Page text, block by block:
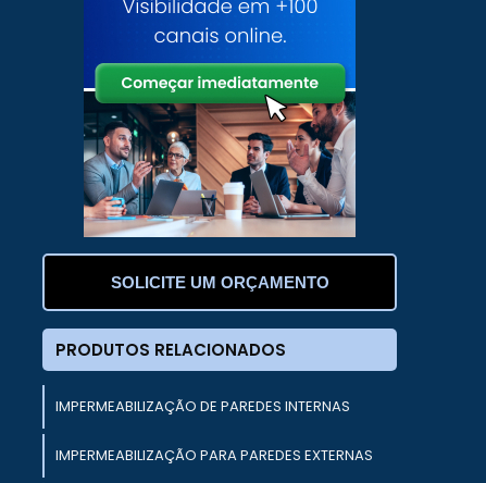
SOLICITE UM ORÇAMENTO
PRODUTOS RELACIONADOS
IMPERMEABILIZAÇÃO DE PAREDES INTERNAS
IMPERMEABILIZAÇÃO PARA PAREDES EXTERNAS